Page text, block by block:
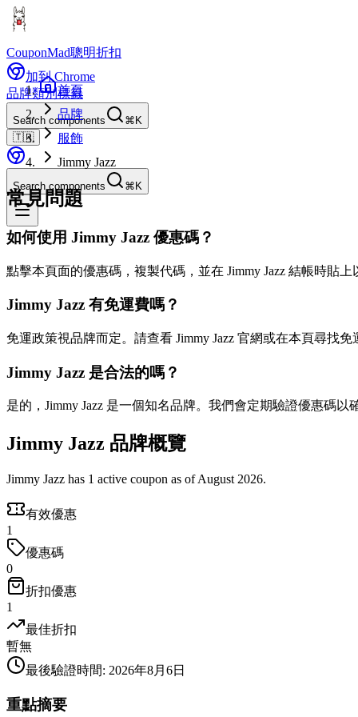
CouponMad聰明折扣
加到 Chrome
品牌類別標籤
Search components
⌘K
🇹🇼
Search components ⌘K
首頁
品牌
服飾
Jimmy Jazz
常見問題
如何使用 Jimmy Jazz 優惠碼？
點擊本頁面的優惠碼，複製代碼，並在 Jimmy Jazz 結帳時貼上
Jimmy Jazz 有免運費嗎？
免運政策視品牌而定。請查看 Jimmy Jazz 官網或在本頁尋找免
Jimmy Jazz 是合法的嗎？
是的，Jimmy Jazz 是一個知名品牌。我們會定期驗證優惠碼以
Jimmy Jazz 品牌概覽
Jimmy Jazz has 1 active coupon as of August 2026.
有效優惠
1
優惠碼
0
折扣優惠
1
最佳折扣
暫無
最後驗證時間: 2026年8月6日
重點摘要